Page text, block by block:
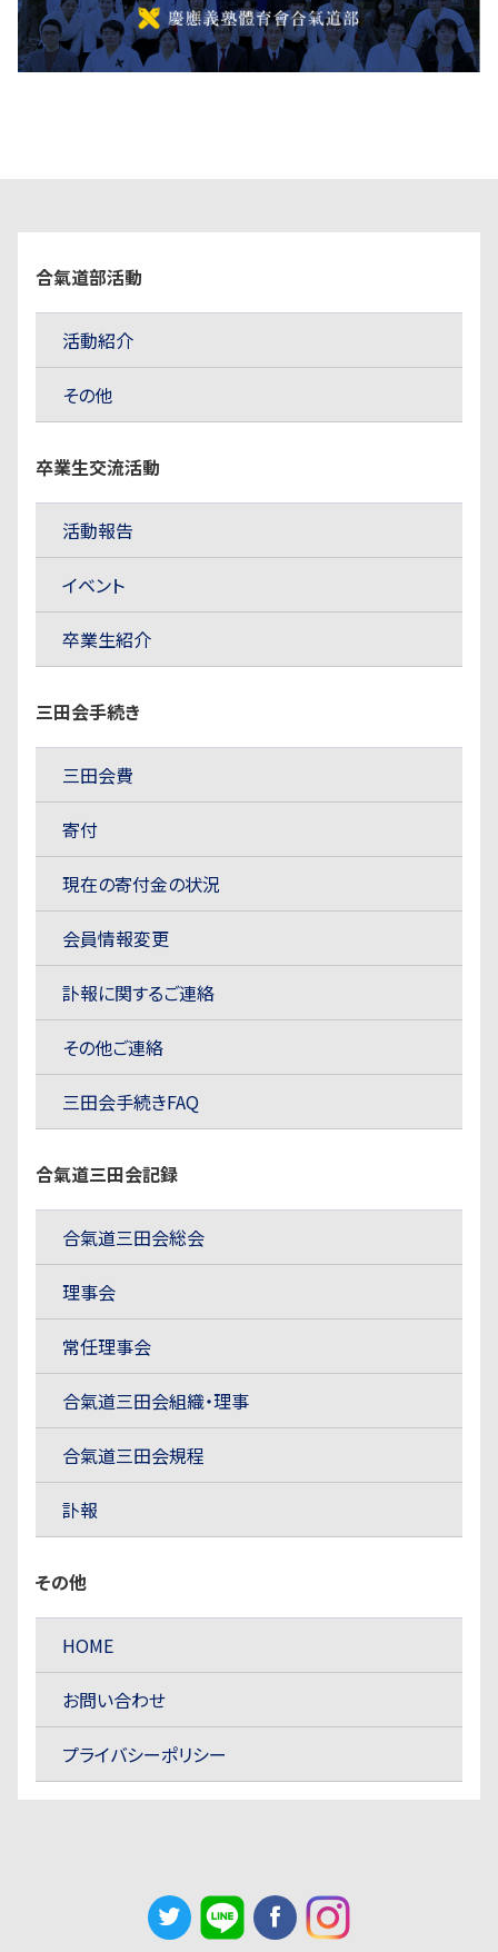
合氣道部活動
活動紹介
その他
卒業生交流活動
活動報告
イベント
卒業生紹介
三田会手続き
三田会費
寄付
現在の寄付金の状況
会員情報変更
訃報に関するご連絡
その他ご連絡
三田会手続きFAQ
合氣道三田会記録
合氣道三田会総会
理事会
常任理事会
合氣道三田会組織・理事
合氣道三田会規程
訃報
その他
HOME
お問い合わせ
プライバシーポリシー